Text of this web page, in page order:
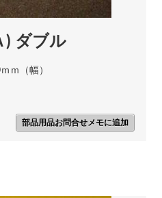
) ダブル
ｍ（幅）
部品用品お問合せメモに追加